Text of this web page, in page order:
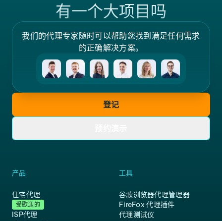
有一个大项目吗
我们的代理专家随时可以帮助您找到满足任何需求
的正确解决方案。
登记
产品
住宅代理
受歡迎的
ISP代理
工具
谷歌浏览器代理管理器
FireFox 代理插件
代理测试仪